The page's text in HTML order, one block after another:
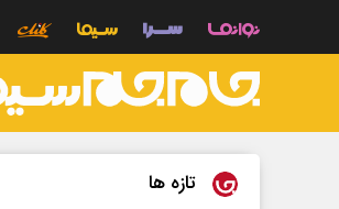
تازه ها